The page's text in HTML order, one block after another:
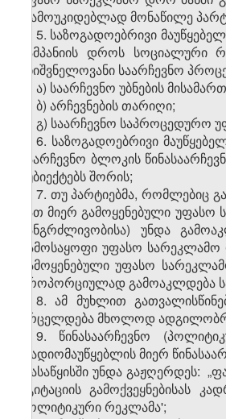
დამოუკიდებლად მონაწილე
5. საზოგადოებრივი
კამპანიის დროს სოციალური
მნიშვნელოვანი საარჩევნო
ა) საარჩევნო უბნების
ბ) არჩევნების თარიღი;
გ) საარჩევნო საპროცედურო
6. საზოგადოებრივი
საარჩევნო ბლოკის
სუბიექტებს შორის;
7. თუ პარტიებმა, რომლებიც
მათ მიერ გამოყენებული
ხანგრძლივობისა) უნდა
გამოსაყოფი უფასო
გამოყენებული უფასო
პროპორციულად გამოაკლდება
8. ამ მუხლით
ვრცელდება მხოლოდ
9. წინასაარჩევნო
რადიომაუწყებლის მიერ
დასაწყისში უნდა გაჟღერდეს:
აგიტაციის გამოქვეყნებისას
პოლიტიკური რეკლამა';